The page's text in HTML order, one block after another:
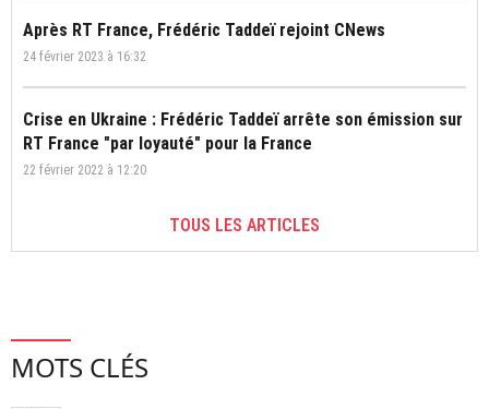
Après RT France, Frédéric Taddeï rejoint CNews
24 février 2023 à 16:32
Crise en Ukraine : Frédéric Taddeï arrête son émission sur
RT France "par loyauté" pour la France
22 février 2022 à 12:20
TOUS LES ARTICLES
MOTS CLÉS